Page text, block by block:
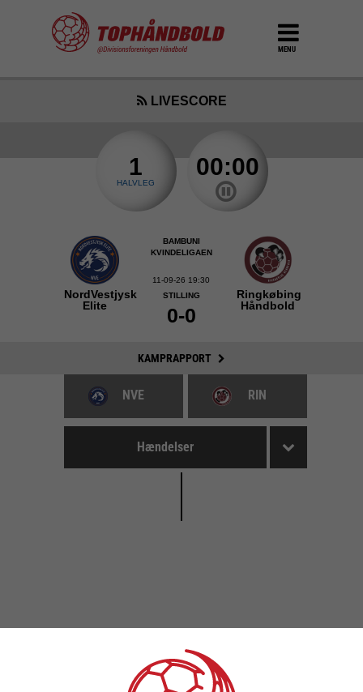
MENU
LIVESCORE
1
HALVLEG
00:00
NordVestjysk
Elite
BAMBUNI
KVINDELIGAEN
11-09-26 19:30
STILLING
0-0
Ringkøbing
Håndbold
KAMPRAPPORT
NVE RIN
Hændelser